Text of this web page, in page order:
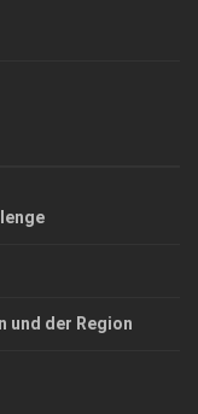
und der Region